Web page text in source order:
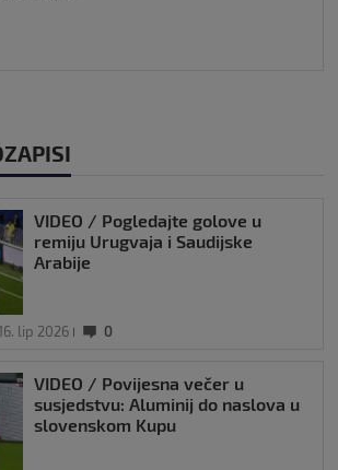
VIDEO / Pogledajte golove u
remiju Urugvaja i Saudijske
Arabije
lip 2026 0
VIDEO / Povijesna večer u
susjedstvu: Aluminij do naslova u
slovenskom Kupu